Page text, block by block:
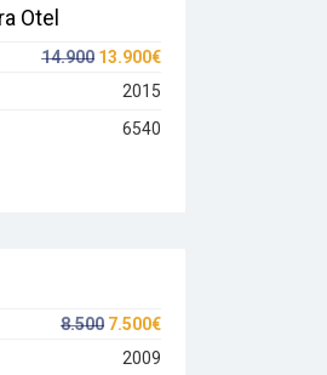
Otel
14.900 13.900€
2015
6540
8.500 7.500€
2009